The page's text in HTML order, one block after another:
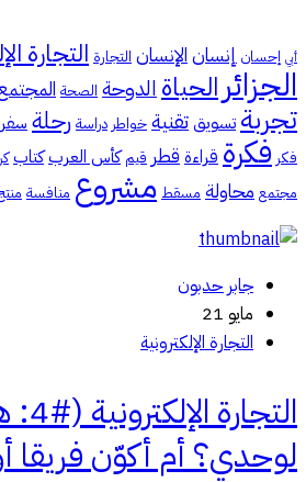
أبي إحسان إنسانالإنسان التجارة التجارة
الجزائر الحياةالدوحة الصحة
تجربة تسويقتقنية خواطر دراسة رحلة سفر
فكر فكرة قراءة قطر قيم كأس العرب كتاب
مجتمع محاولة مسقط مشروع منافسة
جابر حدبون
مايو 21
التجارة الإلكترونية
لوحدي؟ أم أكوّن فريقا